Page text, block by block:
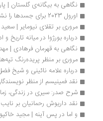
نگاهی به بیگانه‌ی گلستان |
اورول 2023 برای جسدها را نشانم بده
مروری بر تقلای نیومایر |
درباره بورژوا در میانه‌ تاریخ
نگاهی به قهرمان فرهادی |
مروری بر منظر پریده‌رنگ
درباره علامه نائینی و شیخ
نقد فمینیسم از منظر نویسندگان
شرح ‌صدر: سیری در زندگی،
نقد داریوش رحمانیان بر
و اما در پس آینه | مجید